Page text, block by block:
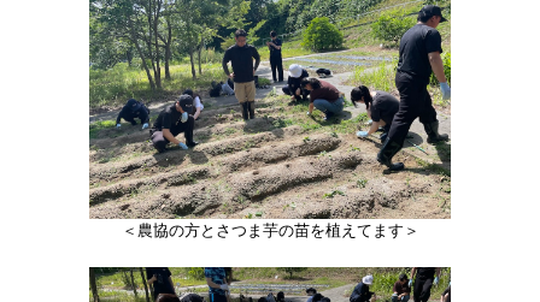
​＜農協の方とさつま芋の苗を植えてます＞